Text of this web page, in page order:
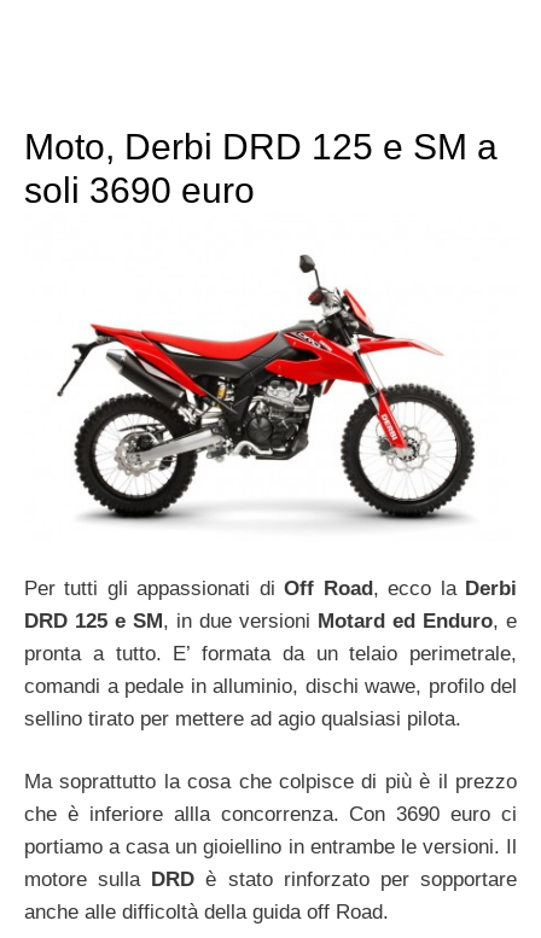
Moto, Derbi DRD 125 e SM a
soli 3690 euro
Per tutti gli appassionati diOff Road, ecco la Derbi
DRD 125 e SM, in due versioni Motard ed Enduro, e
pronta a tutto. E’ formata da un telaio perimetrale,
comandi a pedale in alluminio, dischi wawe, profilo del
sellino tirato per mettere ad agio qualsiasi pilota.
Ma soprattutto la cosa che colpisce di più è il prezzo
che è inferiore allla concorrenza. Con 3690 euro ci
portiamo a casa un gioiellino in entrambe le versioni. Il
motore sullaDRDè stato rinforzato per sopportare
anche alle difficoltà della guida off Road.